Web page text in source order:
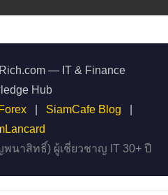
— IT & Finance
Hub
SiamCafe Blog
นาสิทธิ์) ผู้เชี่ยวชาญ IT 30+ ปี